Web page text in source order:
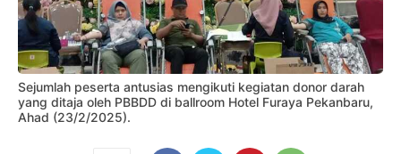
Sejumlah peserta antusias mengi­kuti kegiatan donor darah
yang ditaja oleh PBBDD di ballroom Hotel Furaya Pekanbaru,
Ahad (23/2/2025).